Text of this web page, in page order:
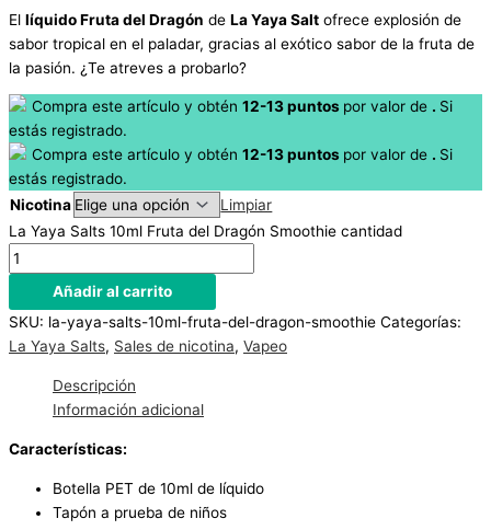
El líquido Fruta del Dragón de La Yaya Salt ofrece explosión de
sabor tropical en el paladar, gracias al exótico sabor de la fruta de
la pasión. ¿Te atreves a probarlo?
Compra este artículo y obtén 12-13puntos por valor de . Si
estás registrado.
Compra este artículo y obtén 12-13puntos por valor de . Si
estás registrado.
Nicotina
Limpiar
La Yaya Salts 10ml Fruta del Dragón Smoothie cantidad
Añadir al carrito
SKU: la-yaya-salts-10ml-fruta-del-dragon-smoothie Categorías:
La Yaya Salts, Sales de nicotina, Vapeo
Descripción
Información adicional
Características:
Botella PET de 10ml de líquido
Tapón a prueba de niños